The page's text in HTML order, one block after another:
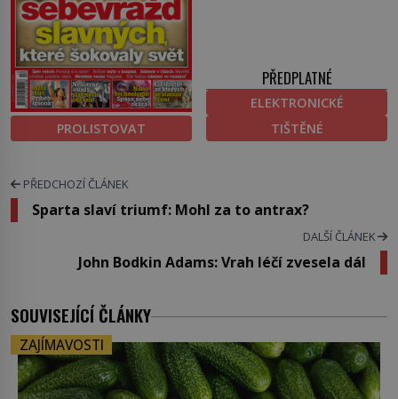
PROLISTOVAT
PŘEDPLATNÉ
ELEKTRONICKÉ
TIŠTĚNÉ
PŘEDCHOZÍ ČLÁNEK
Sparta slaví triumf: Mohl za to antrax?
DALŠÍ ČLÁNEK
John Bodkin Adams: Vrah léčí zvesela dál
SOUVISEJÍCÍ ČLÁNKY
ZAJÍMAVOSTI